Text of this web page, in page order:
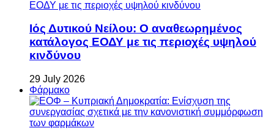
Ιός Δυτικού Νείλου: Ο αναθεωρημένος
κατάλογος ΕΟΔΥ με τις περιοχές υψηλού
κινδύνου
29 July 2026
Φάρμακο